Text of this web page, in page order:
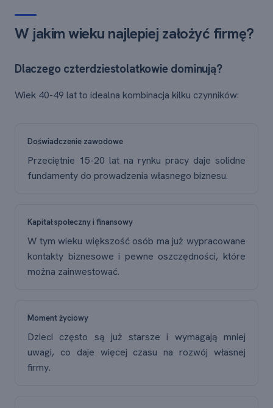
W jakim wieku najlepiej założyć firmę?
Dlaczego czterdziestolatkowie dominują?
Wiek 40-49 lat to idealna kombinacja kilku czynników:
Doświadczenie zawodowe
Przeciętnie 15-20 lat na rynku pracy daje solidne
fundamenty do prowadzenia własnego biznesu.
Kapitał społeczny i finansowy
W tym wieku większość osób ma już wypracowane
kontakty biznesowe i pewne oszczędności, które
można zainwestować.
Moment życiowy
Dzieci często są już starsze i wymagają mniej
uwagi, co daje więcej czasu na rozwój własnej
firmy.